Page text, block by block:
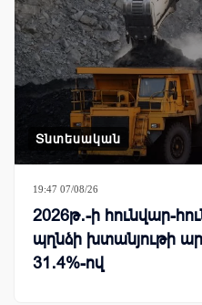
Տնտեսական
19:47 07/08/26
2026թ․-ի հունվար-
պղնձի խտանյութի
31․4%-ով